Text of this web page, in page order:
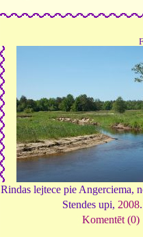
Rindas lejtece pie Angerciema,
Stendes upi, 2008
Komentēt (0)